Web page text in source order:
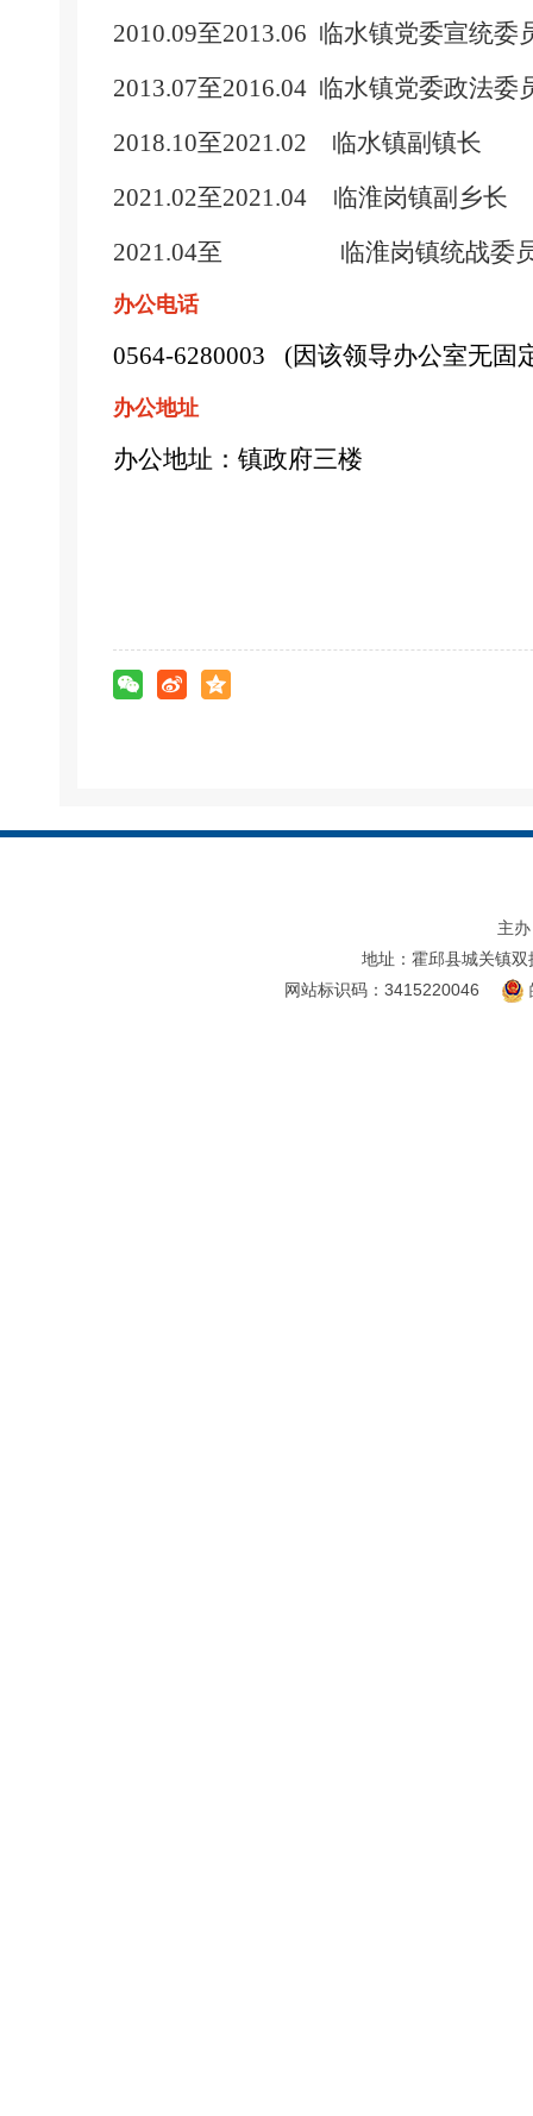
2010.09至2013.06 临水镇党委宣统委
2013.07至2016.04 临水镇党委政法委
2018.10至2021.02
临水镇副镇长
2021.02至2021.04 临淮岗镇副乡长
2021.04至 临淮岗镇统战委
办公电话
0564-6280003 (因该领导办公室无固
办公地址
办公地址：镇政府三楼
主
地址：霍邱县城关镇双
网站标识码：3415220046